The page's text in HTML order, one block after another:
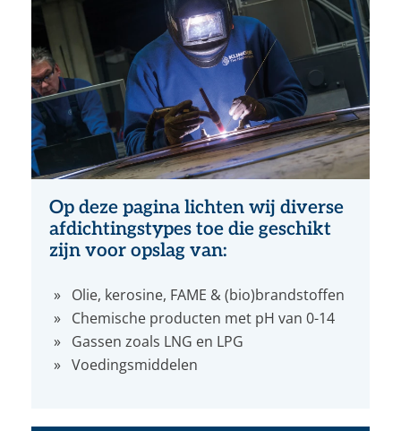
Op deze pagina lichten wij diverse
afdichtingstypes toe die geschikt
zijn voor opslag van:
Olie, kerosine, FAME & (bio)brandstoffen
Chemische producten met pH van 0-14
Gassen zoals LNG en LPG
Voedingsmiddelen